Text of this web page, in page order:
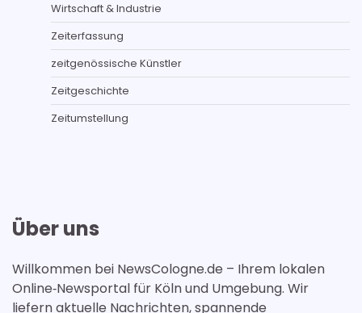
Wirtschaft & Industrie
Zeiterfassung
zeitgenössische Künstler
Zeitgeschichte
Zeitumstellung
Über uns
Willkommen bei NewsCologne.de – Ihrem lokalen
Online‑Newsportal für Köln und Umgebung. Wir
liefern aktuelle Nachrichten, spannende